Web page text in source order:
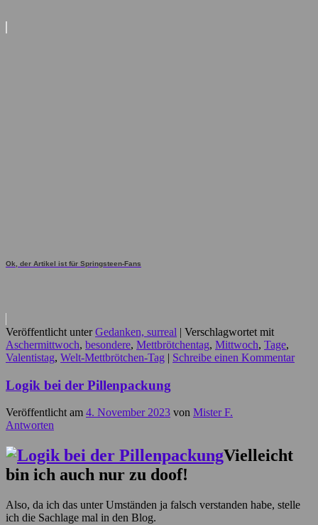
Ok, der Artikel ist für Springsteen-Fans
Veröffentlicht unter Gedanken, surreal | Verschlagwortet mit
Aschermittwoch, besondere, Mettbrötchentag, Mittwoch, Tage,
Valentistag, Welt-Mettbrötchen-Tag | Schreibe einen Kommentar
Logik bei der Pillenpackung
Veröffentlicht am 4. November 2023 von Mister F.
Antworten
Vielleicht
bin ich auch nur zu doof!
Also, da ich das unter Umständen ja falsch verstanden habe, stelle
ich die Sachlage mal in den Blog.